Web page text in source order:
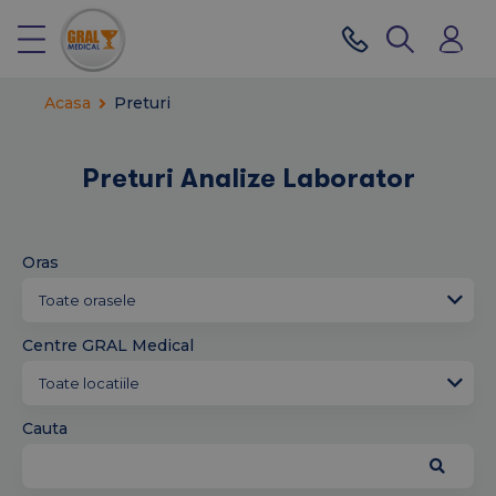
Acasa Preturi
Preturi Analize Laborator
Oras
Centre GRAL Medical
Cauta